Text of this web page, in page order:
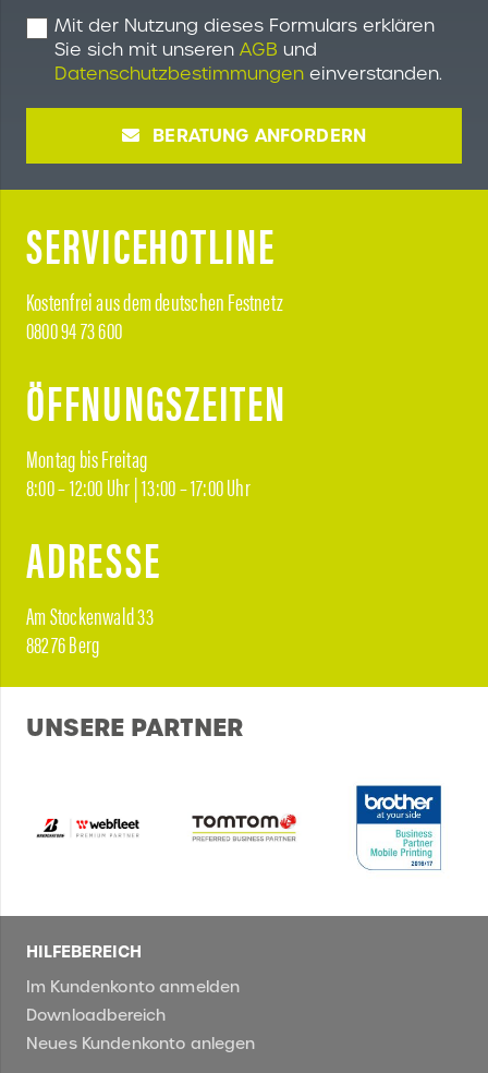
Mit der Nutzung dieses Formulars erklären
Sie sich mit unseren AGB und
Datenschutzbestimmungen einverstanden.
BERATUNG ANFORDERN
SERVICEHOTLINE
Kostenfrei aus dem deutschen Festnetz
0800 94 73 600
ÖFFNUNGSZEITEN
Montag bis Freitag
8:00 – 12:00 Uhr | 13:00 – 17:00 Uhr
ADRESSE
Am Stockenwald 33
88276 Berg
UNSERE PARTNER
HILFEBEREICH
Im Kundenkonto anmelden
Downloadbereich
Neues Kundenkonto anlegen